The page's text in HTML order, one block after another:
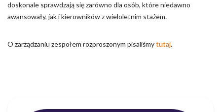
doskonale sprawdzają się zarówno dla osób, które niedawno
awansowały, jak i kierowników z wieloletnim stażem.
O zarządzaniu zespołem rozproszonym pisaliśmytutaj.